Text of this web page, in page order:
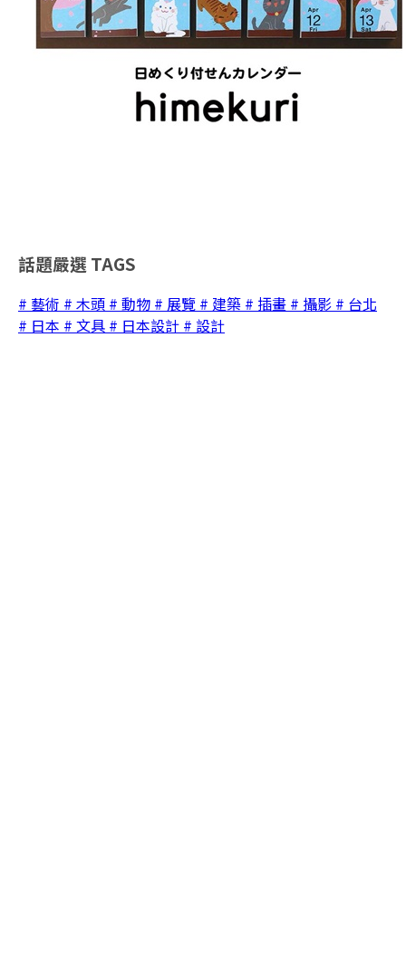
話題嚴選 TAGS
# 藝術 # 木頭 # 動物 # 展覽 # 建築 # 插畫 # 攝影 # 台北
# 日本 # 文具 # 日本設計 # 設計